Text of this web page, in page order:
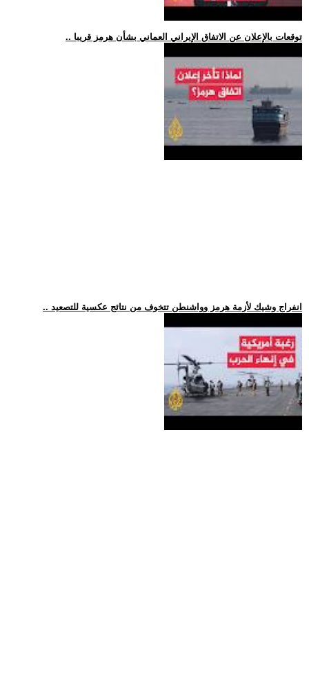
.. توقعات بالإعلان عن الاتفاق الإيراني العماني بشأن هرمز قريبا
.. انفراج وشيك لأزمة هرمز وواشنطن تتخوف من نتائج عكسية للتصعيد